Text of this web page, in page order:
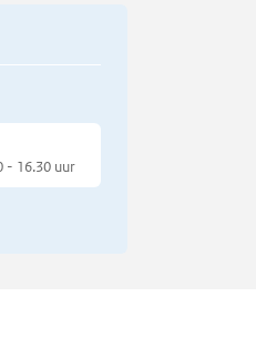
- 16.30 uur